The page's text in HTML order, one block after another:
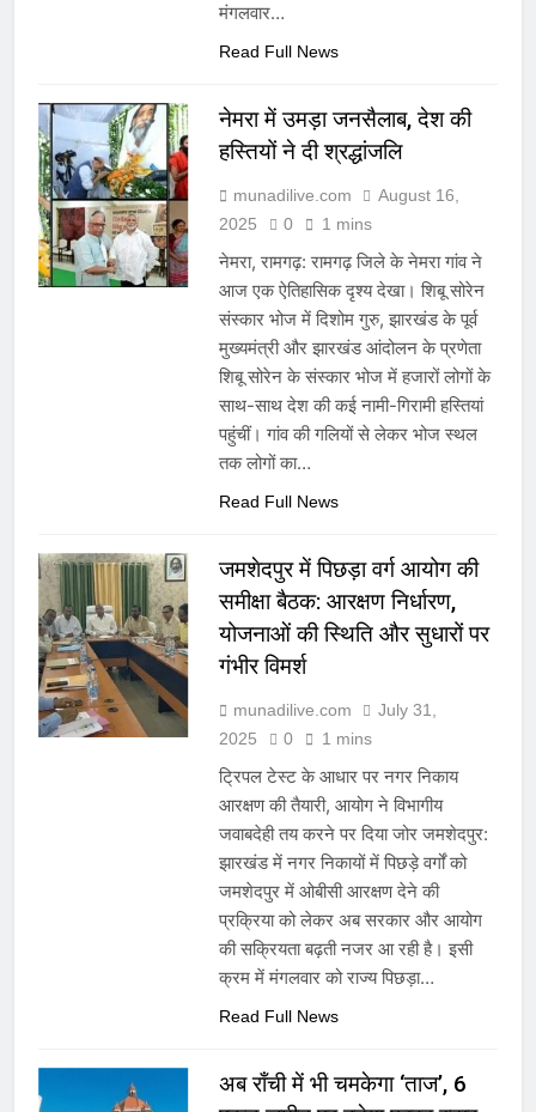
मंगलवार…
Read Full News
नेमरा में उमड़ा जनसैलाब, देश की
हस्तियों ने दी श्रद्धांजलि
munadilive.com
August 16,
2025
0 1 mins
नेमरा, रामगढ़: रामगढ़ जिले के नेमरा गांव ने
आज एक ऐतिहासिक दृश्य देखा। शिबू सोरेन
संस्कार भोज में दिशोम गुरु, झारखंड के पूर्व
मुख्यमंत्री और झारखंड आंदोलन के प्रणेता
शिबू सोरेन के संस्कार भोज में हजारों लोगों के
साथ-साथ देश की कई नामी-गिरामी हस्तियां
पहुंचीं। गांव की गलियों से लेकर भोज स्थल
तक लोगों का…
Read Full News
जमशेदपुर में पिछड़ा वर्ग आयोग की
समीक्षा बैठक: आरक्षण निर्धारण,
योजनाओं की स्थिति और सुधारों पर
गंभीर विमर्श
munadilive.com
July 31,
2025
0 1 mins
ट्रिपल टेस्ट के आधार पर नगर निकाय
आरक्षण की तैयारी, आयोग ने विभागीय
जवाबदेही तय करने पर दिया जोर जमशेदपुर:
झारखंड में नगर निकायों में पिछड़े वर्गों को
जमशेदपुर में ओबीसी आरक्षण देने की
प्रक्रिया को लेकर अब सरकार और आयोग
की सक्रियता बढ़ती नजर आ रही है। इसी
क्रम में मंगलवार को राज्य पिछड़ा…
Read Full News
अब राँची में भी चमकेगा ‘ताज’, 6